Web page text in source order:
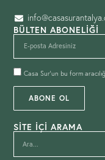
BÜLTEN ABONELIĞI
Casa Sur’un bu form
ABONE OL
SITE İÇI ARAMA